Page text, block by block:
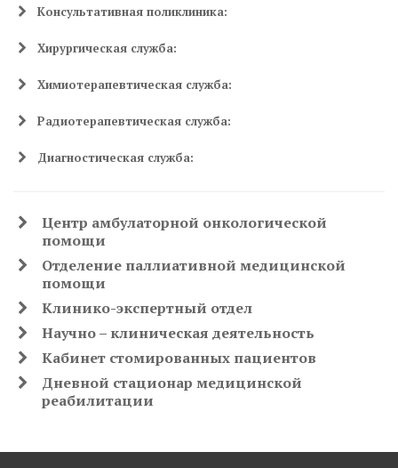
Консультативная поликлиника:
Хирургическая служба:
Химиотерапевтическая служба:
Радиотерапевтическая служба:
Диагностическая служба:
Центр амбулаторной онкологической
помощи
Отделение паллиативной медицинской
помощи
Клинико-экспертный отдел
Научно – клиническая деятельность
Кабинет стомированных пациентов
Дневной стационар медицинской
реабилитации